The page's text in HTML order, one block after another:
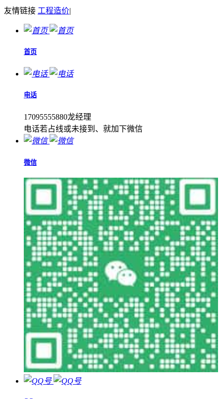
友情链接 工程造价|
首页
电话
17095555880龙经理
电话若占线或未接到、就加下微信
微信